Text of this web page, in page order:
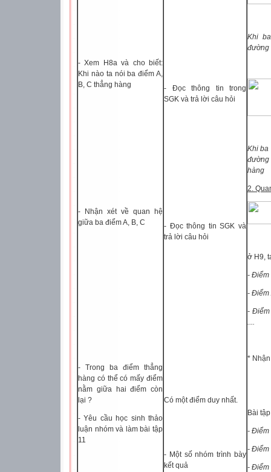
- Xem H8a và cho biết:
Khi nào ta nói ba điểm A,
B, C thẳng hàng
- Nhận xét về quan hệ
giữa ba điểm A, B, C
- Trong ba điểm thẳng
hàng có thể có mấy điểm
nằm giữa hai điểm còn
lại ?
- Yêu cầu học sinh thảo
luận nhóm và làm bài tập
11
- Đọc thông tin trong
SGK và trả lời câu hỏi
- Đọc thông tin SGK và
trả lời câu hỏi
Có một điểm duy nhất.
- Một số nhóm trình bày
kết quả
Khi
đường
Khi ba
đường
hàng
2.
ở H9,
- Điểm
- Điểm
- Điểm
....
*
Bài
- Điểm
- Điểm
- Điểm